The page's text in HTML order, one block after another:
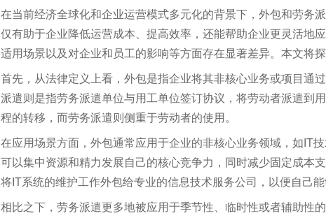
在当前经济全球化和企业运营模式多元化的背景下，外包和劳务
仅有助于企业降低运营成本、提高效率，还能帮助企业更灵活地
适用场景以及对企业和员工的影响等方面存在显著差异。本文将
首先，从法律定义上看，外包是指企业将其非核心业务或项目通
派遣则是指劳务派遣单位与用工单位签订协议，将劳动者派遣到
程的转移，而劳务派遣则侧重于劳动者的使用。
在应用场景方面，外包通常应用于企业的非核心业务领域，如 IT
可以集中资源和精力发展自己的核心竞争力，同时减少固定成本
将 IT系统的维护工作外包给专业的信息技术服务公司，以便自己能
相比之下，劳务派遣更多地被应用于季节性、临时性或者辅助性